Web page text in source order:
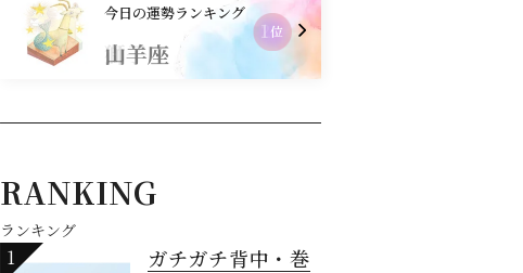
今日の運勢ランキング
山羊座
獅子座
2位
RANKING
ランキング
1
ガチガチ背中・巻